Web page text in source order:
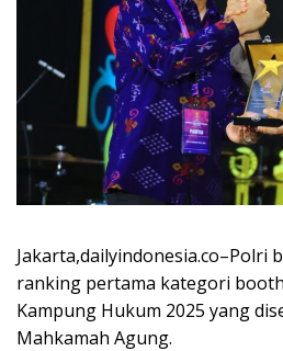
Jakarta,dailyindonesia.co–Polri
ranking pertama kategori
Kampung Hukum 2025 yang
Mahkamah Agung.